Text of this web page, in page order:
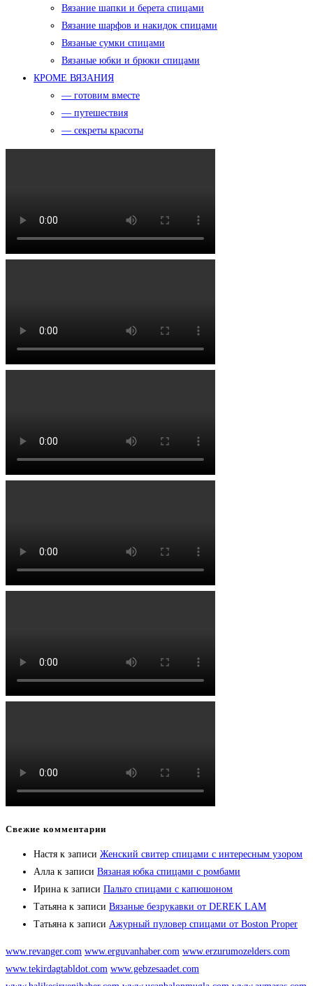
Вязание шапки и берета спицами
Вязание шарфов и накидок спицами
Вязаные сумки спицами
Вязаные юбки и брюки спицами
КРОМЕ ВЯЗАНИЯ
— готовим вместе
— путешествия
— секреты красоты
Свежие комментарии
Настя к записи Женский свитер спицами с интересным узором
Алла к записи Вязаная юбка спицами с ромбами
Ирина к записи Пальто спицами с капюшоном
Татьяна к записи Вязаные безрукавки от DEREK LAM
Татьяна к записи Ажурный пуловер спицами от Boston Proper
www.revanger.com www.erguvanhaber.com www.erzurumozelders.com
www.tekirdagtabldot.com www.gebzesaadet.com